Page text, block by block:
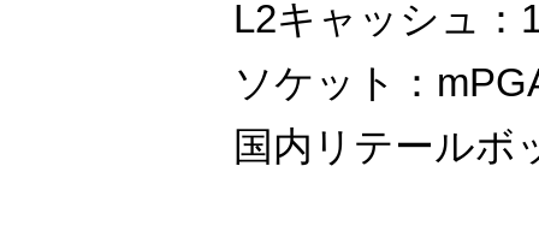
L2キャッシュ：
ソケット：
国内リテールボ